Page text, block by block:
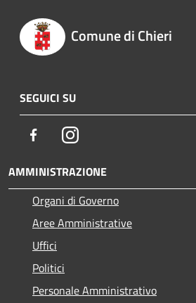
Comune di Chieri
SEGUICI SU
FacebookInstagram
AMMINISTRAZIONE
Organi di Governo
Aree Amministrative
Uffici
Politici
Personale Amministrativo